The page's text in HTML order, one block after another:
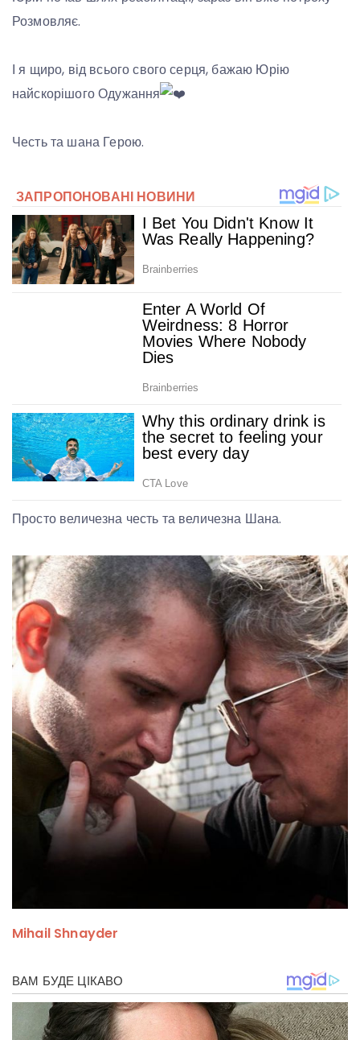
Розмовляє.
І я щиро, від всього свого серця, бажаю Юрію
найскорішого Одужання
Честь та шана Герою.
Просто величезна честь та величезна Шана.
Mihail Shnayder